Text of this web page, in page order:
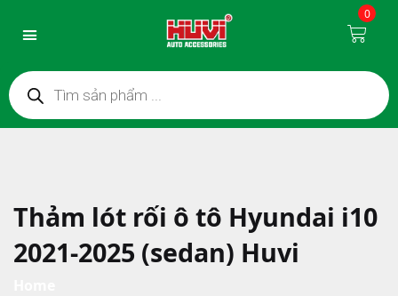
0
Thảm lót rối ô tô Hyundai i10
2021-2025 (sedan) Huvi